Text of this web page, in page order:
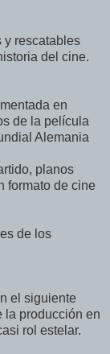
y rescatables
del cine.
en
de la película
Alemania
planos
formato de cine
de los
el siguiente
la producción en
rol estelar.